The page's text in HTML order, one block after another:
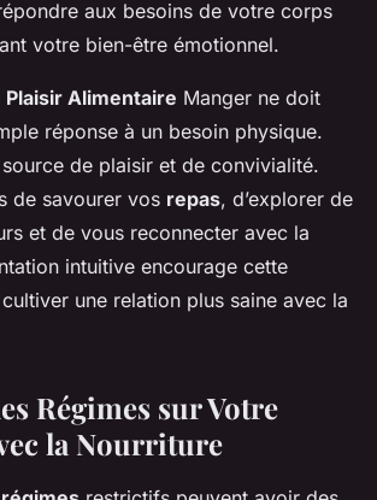
aux besoins de votre corps
votre bien-être émotionnel.
Alimentaire Manger ne doit
réponse à un besoin physique.
source de plaisir et de convivialité.
de savourer vos repas, d’explorer de
et de vous reconnecter avec la
intuitive encourage cette
une relation plus saine avec la
Régimes sur Votre
la Nourriture